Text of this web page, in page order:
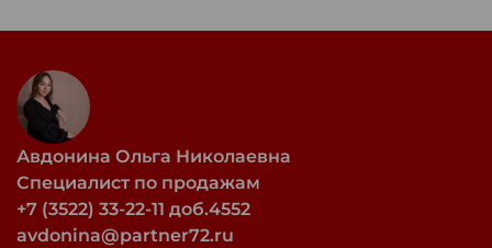
Авдонина Ольга Николаевна
Специалист по продажам
+7 (3522) 33-22-11 доб.4552
avdonina@partner72.ru